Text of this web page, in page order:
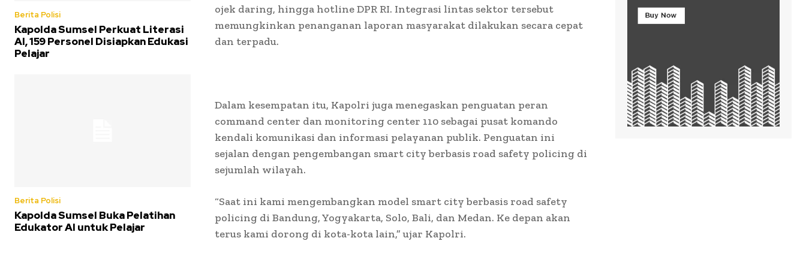
Berita Polisi
Kapolda Sumsel Perkuat Literasi
AI, 159 Personel Disiapkan Edukasi
Pelajar
Berita Polisi
Kapolda Sumsel Buka Pelatihan
Edukator AI untuk Pelajar
ojek daring, hingga hotline DPR RI. Integrasi lintas sektor tersebut
memungkinkan penanganan laporan masyarakat dilakukan secara cepat
dan terpadu.
Dalam kesempatan itu, Kapolri juga menegaskan penguatan peran
command center dan monitoring center 110 sebagai pusat komando
kendali komunikasi dan informasi pelayanan publik. Penguatan ini
sejalan dengan pengembangan smart city berbasis road safety policing di
sejumlah wilayah.
“Saat ini kami mengembangkan model smart city berbasis road safety
policing di Bandung, Yogyakarta, Solo, Bali, dan Medan. Ke depan akan
terus kami dorong di kota-kota lain,” ujar Kapolri.